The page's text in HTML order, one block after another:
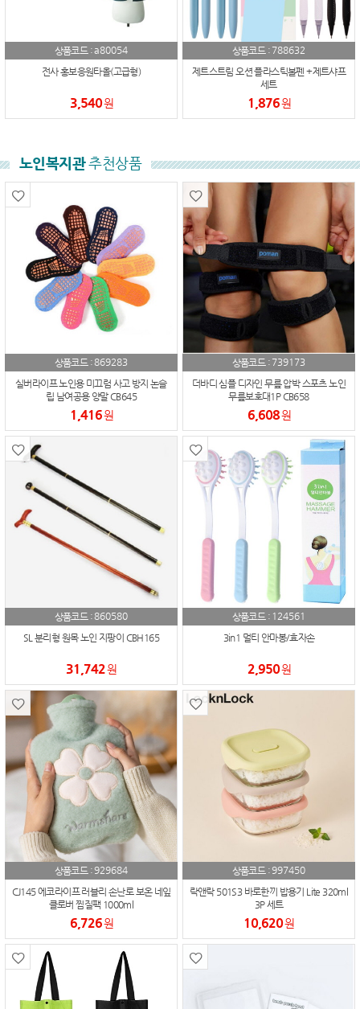
상품코드 :a80054
전사 홍보응원타올(고급형)
3,540원
상품코드 : 788632
제트스트림 오션 플라스틱볼펜 +제트샤프
세트
1,876원
노인복지관추천상품
상품코드 :869283
실버라이프 노인용 미끄럼 사고 방지 논슬
립 남여공용 양말 CB645
1,416원
상품코드 : 739173
더바디 심플 디자인 무릎 압박 스포츠 노인
무릎보호대1P CB658
6,608원
상품코드 :860580
SL 분리형 원목 노인 지팡이 CBH165
31,742원
상품코드 : 124561
3in1 멀티 안마봉/효자손
2,950원
상품코드 :929684
CJ145 에코라이프 러블리 손난로 보온 네잎
클로버 찜질팩 1000ml
6,726원
상품코드 :997450
락앤락 501S3 바로한끼 밥용기 Lite 320ml
3P 세트
10,620원